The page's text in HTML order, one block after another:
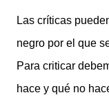
Las críticas
negro por el que
Para criticar
hace y qué no